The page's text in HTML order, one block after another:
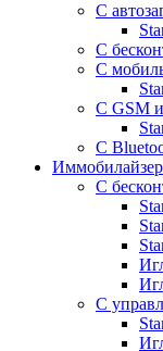
С
С
С
С GSM
С
С
С